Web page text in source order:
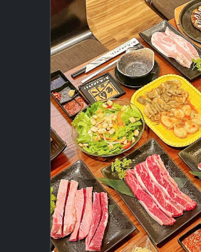
Previous